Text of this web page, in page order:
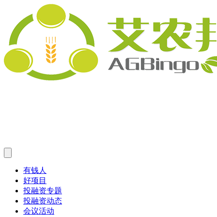
有钱人
好项目
投融资专题
投融资动态
会议活动